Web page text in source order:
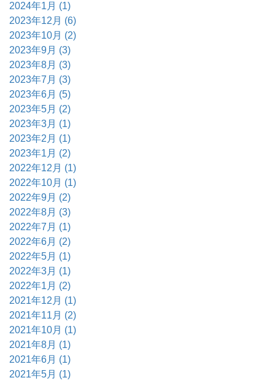
2024年1月 (1)
2023年12月 (6)
2023年10月 (2)
2023年9月 (3)
2023年8月 (3)
2023年7月 (3)
2023年6月 (5)
2023年5月 (2)
2023年3月 (1)
2023年2月 (1)
2023年1月 (2)
2022年12月 (1)
2022年10月 (1)
2022年9月 (2)
2022年8月 (3)
2022年7月 (1)
2022年6月 (2)
2022年5月 (1)
2022年3月 (1)
2022年1月 (2)
2021年12月 (1)
2021年11月 (2)
2021年10月 (1)
2021年8月 (1)
2021年6月 (1)
2021年5月 (1)